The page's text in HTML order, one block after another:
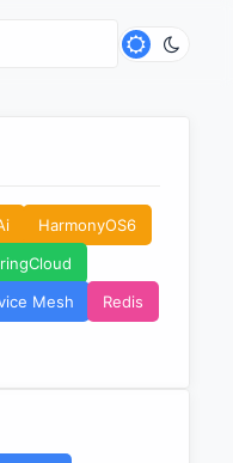
HarmonyOS6
Mesh
Redis